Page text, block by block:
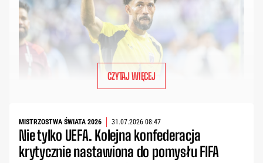
CZYTAJ WIĘCEJ
MISTRZOSTWA ŚWIATA 2026 31.07.2026 08:47
Nie tylko UEFA. Kolejna konfederacja
krytycznie nastawiona do pomysłu FIFA